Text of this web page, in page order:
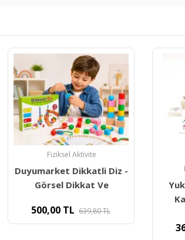
Etkinlik Materyalleri
Yuka Eylem Ve Duygu
Sosyal
360,00TL